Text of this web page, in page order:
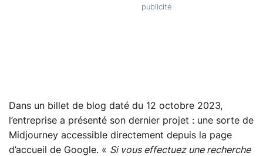
Dans un billet de blog daté du 12 octobre 2023,
l’entreprise a présenté son dernier projet : une sorte de
Midjourney accessible directement depuis la page
d’accueil de Google. « Si vous effectuez une recherche